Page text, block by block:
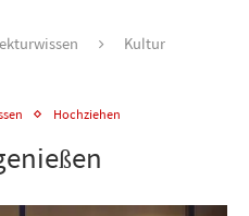
Kultur
Hochziehen